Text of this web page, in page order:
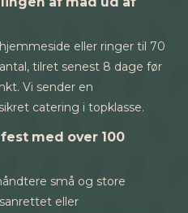
eller ringer til 70
tilret senest 8 dage før
Vi sender en
catering i topklasse.
med over 100
små og store
eller